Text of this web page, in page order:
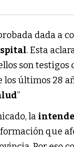
dada a
. Esta
son
los últimos 28
”
la
que